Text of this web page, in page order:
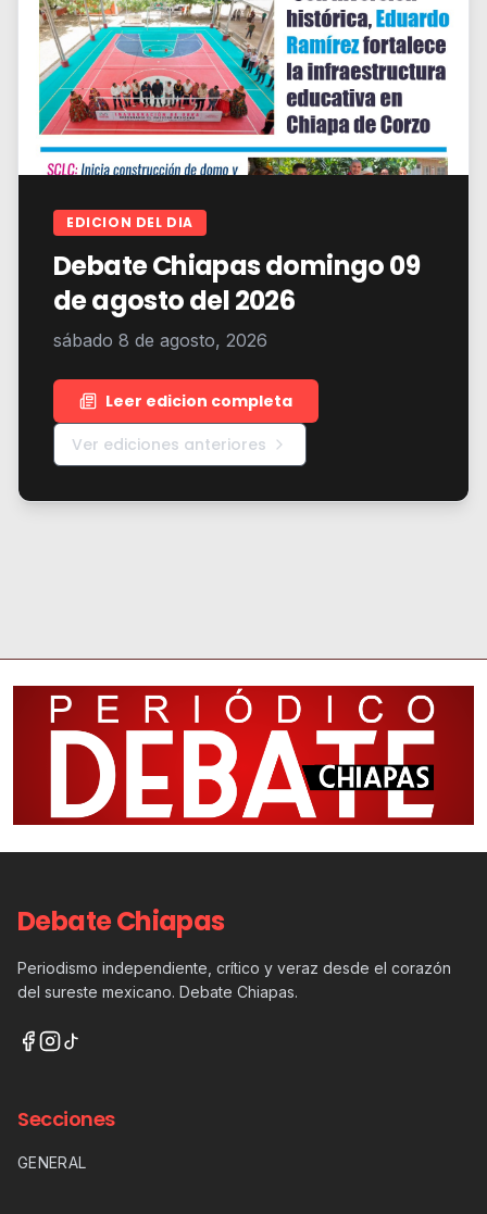
EDICION DEL DIA
Debate Chiapas domingo 09
de agosto del 2026
sábado 8 de agosto, 2026
Leer edicion completa
Ver ediciones anteriores
Debate Chiapas
Periodismo independiente, crítico y veraz desde el corazón
del sureste mexicano. Debate Chiapas.
Secciones
GENERAL